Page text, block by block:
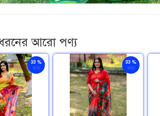
আরো পণ্য
33 %
ছাড়
33 %
ছাড়